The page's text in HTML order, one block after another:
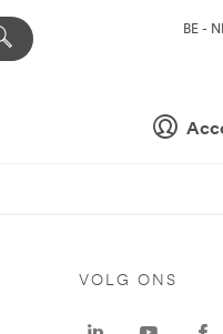
BE -
VOLG ONS